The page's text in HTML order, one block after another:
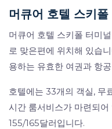
머큐어 호텔 스키폴
머큐어 호텔 스키폴 터미
로 맞은편에 위치해 있습
용하는 유효한 여권과 항
호텔에는 33개의 객실, 무
시간 룸서비스가 마련되어
155/165달러입니다.